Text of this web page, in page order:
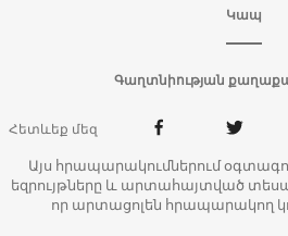
Կապ
Գաղտնիության
Հետևեք մեզ
Այս հրապարակումներում
եզրույթները և արտահայտված
որ արտացոլեն հրապարակող